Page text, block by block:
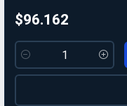
$96.162
Cantidad